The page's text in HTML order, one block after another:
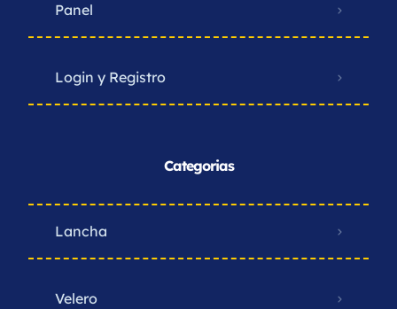
Panel
Login y Registro
Categorias
Lancha
Velero